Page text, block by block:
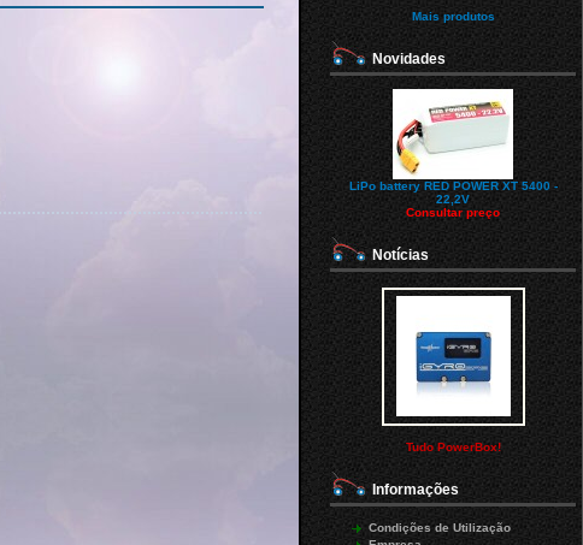
Mais produtos
Novidades
LiPo battery RED POWER XT 5400 -
22,2V
Consultar preço
Notícias
Tudo PowerBox!
Informações
Condições de Utilização